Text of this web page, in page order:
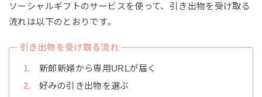
ソーシャルギフトのサービスを使って、引き出物を受け取る
流れは以下のとおりです。
引き出物を受け取る流れ
新郎新婦から専用URLが届く
好みの引き出物を選ぶ